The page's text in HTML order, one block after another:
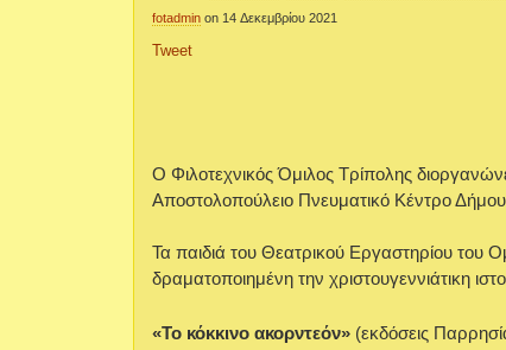
fotadmin on 14 Δεκεμβρίου 2021
Tweet
Ο Φιλοτεχνικός Όμιλος Τρίπολης
Αποστολοπούλειο Πνευματικό Κέντρο Δήμου
Τα παιδιά του Θεατρικού Εργαστηρίου του
δραματοποιημένη την χριστουγεννιάτικη
«Το κόκκινο ακορντεόν» (εκδόσεις